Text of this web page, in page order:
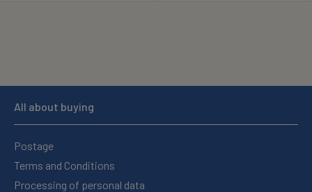
All about buying
Postage
Terms and Conditions
Processing of personal data